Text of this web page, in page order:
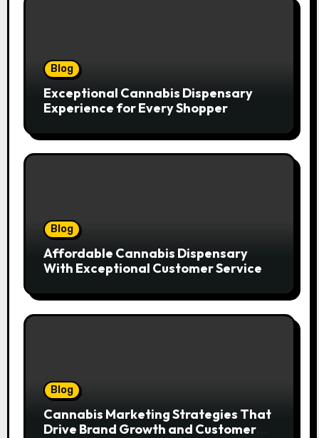
Blog
Exceptional Cannabis Dispensary
Experience for Every Shopper
Blog
Affordable Cannabis Dispensary
With Exceptional Customer Service
Blog
Cannabis Marketing Strategies That
Drive Brand Growth and Customer